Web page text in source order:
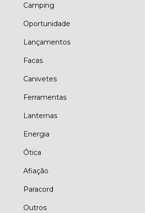
Camping
Oportunidade
Lançamentos
Facas
Canivetes
Ferramentas
Lanternas
Energia
Ótica
Afiação
Paracord
Outros